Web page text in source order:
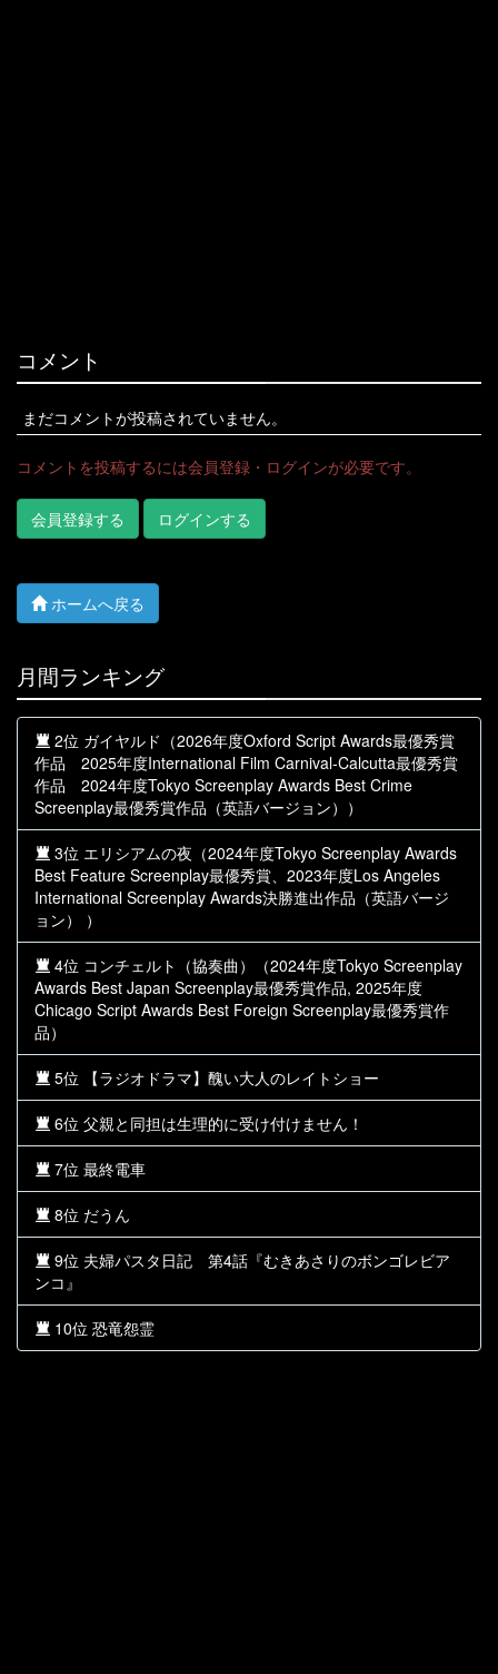
コメント
まだコメントが投稿されていません。
コメントを投稿するには会員登録・ログインが必要です。
会員登録する ログインする
ホームへ戻る
月間ランキング
2位 ガイヤルド（2026年度Oxford Script Awards最優秀賞
作品 2025年度International Film Carnival-Calcutta最優秀賞
作品 2024年度Tokyo Screenplay Awards Best Crime
Screenplay最優秀賞作品（英語バージョン））
3位 エリシアムの夜（2024年度Tokyo Screenplay Awards
Best Feature Screenplay最優秀賞、2023年度Los Angeles
International Screenplay Awards決勝進出作品（英語バージ
ョン） ）
4位 コンチェルト（協奏曲）（2024年度Tokyo Screenplay
Awards Best Japan Screenplay最優秀賞作品, 2025年度
Chicago Script Awards Best Foreign Screenplay最優秀賞作
品）
5位 【ラジオドラマ】醜い大人のレイトショー
6位 父親と同担は生理的に受け付けません！
7位 最終電車
8位 だうん
9位 夫婦パスタ日記 第4話『むきあさりのボンゴレビア
ンコ』
10位 恐竜怨霊